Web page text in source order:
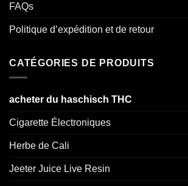
FAQs
Politique d’expédition et de retour
CATÉGORIES DE PRODUITS
acheter du haschisch THC
Cigarette Électroniques
Herbe de Cali
Jeeter Juice Live Resin